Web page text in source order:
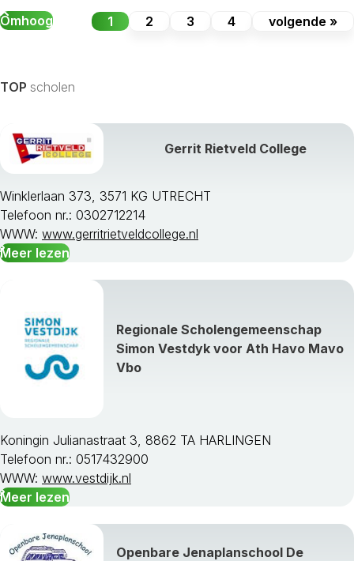
Omhoog 1 2 3 4 volgende »
TOP scholen
Gerrit Rietveld College
Winklerlaan 373, 3571 KG UTRECHT
Telefoon nr.: 0302712214
WWW: www.gerritrietveldcollege.nl
Meer lezen
Regionale Scholengemeenschap
Simon Vestdyk voor Ath Havo Mavo
Vbo
Koningin Julianastraat 3, 8862 TA HARLINGEN
Telefoon nr.: 0517432900
WWW: www.vestdijk.nl
Meer lezen
Openbare Jenaplanschool De